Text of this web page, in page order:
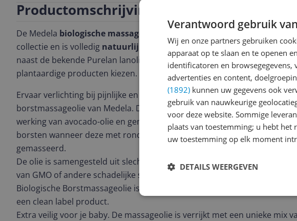
Productomschrijving
De Medela biologische massageolie voor de borst hoort bij de nieuwe
collectie en is volledig natuurlijk vegan. Medela introduceert deze
naast de bekende Purelan lanoline tepelcreme. Perfect voor moeders die
plantaardige producten kiezen.
Ervaar verlichting bij pijnlijke en volle borsten met de biologische
borstmassageolie van Medela. Dankzij de voedende en verwarmende
werking van avocado-olie en gember biedt deze olie verlichting voor
borsten wanneer deze met ronddraaiende bewegingen over de huid
gemasseerd.
De olie is samengesteld uit slechts 4 natuurlijke ingrediënten en is
van GMO of andere schadelijke stoffen zoals parfum, alcohol of BHT. De
Biologische Borstmassageolie is Cosmos Organic en vegan gecertificeerd
een clean label product.
Extra veilig voor je baby. De massageolie is verrijkt met een unieke mix
Verantwoord gebruik
Wij en onze partners gebruiken
apparaat op te slaan en te openen
identificatoren en
advertenties en content,
(1892) kunnen uw gegevens ook
gebruik van nauwkeurige
voor deze website. Sommige
plaats van toestemming; u hebt het
uw toestemming op elk moment
DETAILS WEERGEVEN